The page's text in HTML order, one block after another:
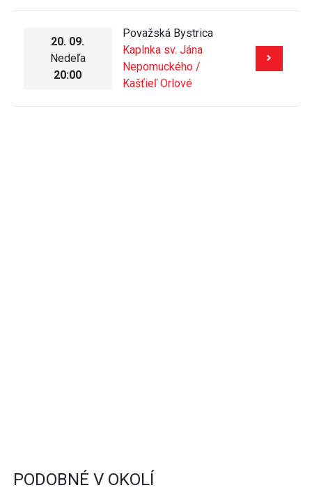
20. 09.
Nedeľa
20:00
Považská Bystrica
Kaplnka sv. Jána
Nepomuckého /
Kašťieľ Orlové
PODOBNÉ V OKOLÍ